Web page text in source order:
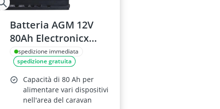
Batteria AGM 12V
80Ah Electronicx
Caravan Edition V2
spedizione immediata
spedizione gratuita
Capacità di 80 Ah per
alimentare vari dispositivi
nell'area del caravan